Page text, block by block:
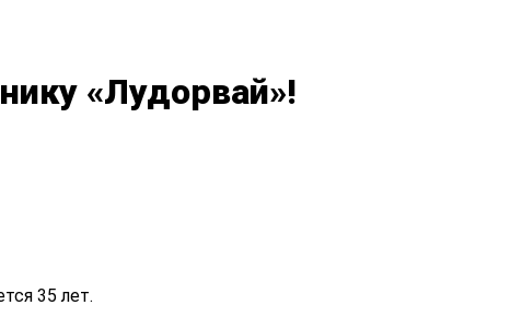
«Лудорвай»!
35 лет.